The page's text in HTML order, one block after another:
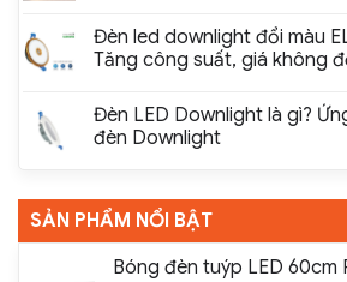
Đèn led downlight đổi màu
Tăng công suất, giá không
Đèn LED Downlight là gì?
đèn Downlight
SẢN PHẨM NỔI BẬT
Bóng đèn tuýp LED 60cm